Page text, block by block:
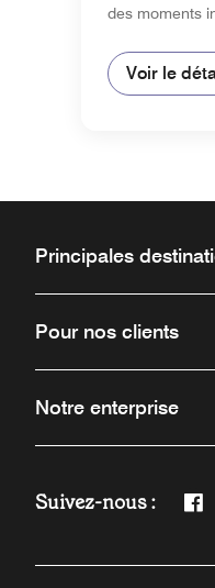
des moments
Voir le
Principales
Pour nos clients
Notre enterprise
Suivez-nous :